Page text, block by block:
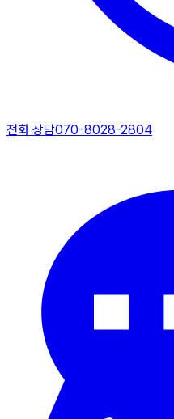
전화 상담070-8028-2804